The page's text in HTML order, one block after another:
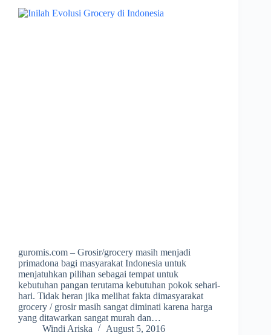
guromis.com – Grosir/grocery masih menjadi
primadona bagi masyarakat Indonesia untuk
menjatuhkan pilihan sebagai tempat untuk
kebutuhan pangan terutama kebutuhan pokok sehari-
hari. Tidak heran jika melihat fakta dimasyarakat
grocery / grosir masih sangat diminati karena harga
yang ditawarkan sangat murah dan…
Windi Ariska
August 5, 2016